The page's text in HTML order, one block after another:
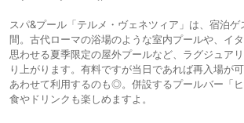
スパ&プール「テルメ・ヴェネツィア」は、宿泊
間。古代ローマの浴場のような室内プールや、イ
思わせる夏季限定の屋外プールなど、ラグジュア
り上がります。有料ですが当日であれば再入場が
あわせて利用するのも◎。併設するプールバー「
食やドリンクも楽しめますよ。